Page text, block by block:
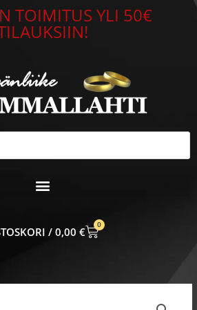
TOIMITUS YLI 50€
0,00 €
0
CART